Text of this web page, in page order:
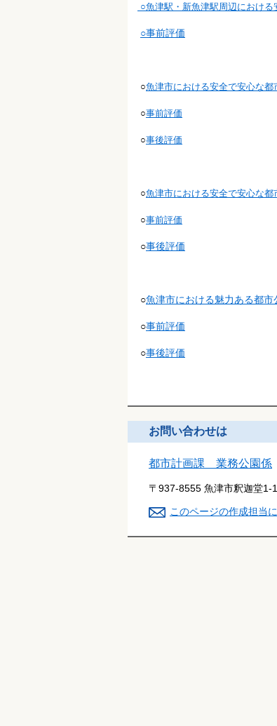
○魚津駅・新魚津駅周辺における
○事前評価
○魚津市における安全で安心な都
○事前評価
○事後評価
○魚津市における安全で安心な都
○事前評価
○事後評価
○魚津市における魅力ある都市
○事前評価
○事後評価
お問い合わせは
都市計画課 業務公園係
〒937-8555 魚津市釈迦堂1-
このページの作成担当